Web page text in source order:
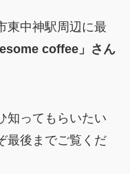
東中神駅周辺に最
coffee」さん
知ってもらいたい
最後までご覧くだ